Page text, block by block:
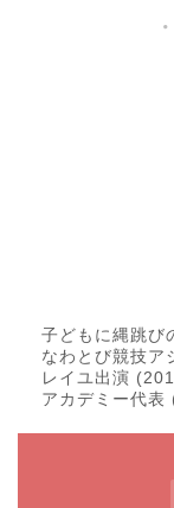
子どもに縄跳び
なわとび競技ア
レイユ出演
アカデミー代表